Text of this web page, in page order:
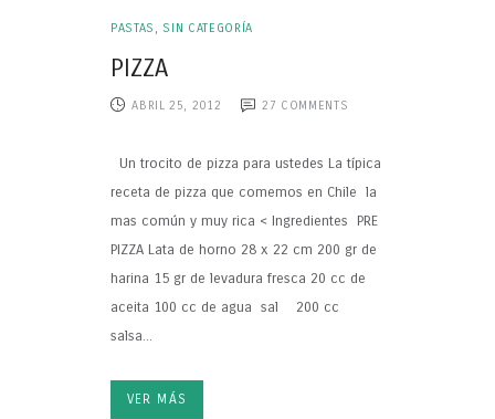
PASTAS , SIN CATEGORÍA
PIZZA
ABRIL 25, 2012 27 COMMENTS
Un trocito de pizza para ustedes La típica
receta de pizza que comemos en Chile la
mas común y muy rica < Ingredientes PRE
PIZZA Lata de horno 28 x 22 cm 200 gr de
harina 15 gr de levadura fresca 20 cc de
aceita 100 cc de agua sal 200 cc
salsa...
VER MÁS